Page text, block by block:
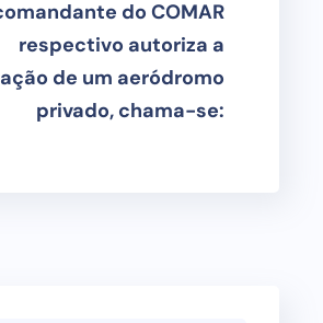
do COMAR
respectivo autoriza a
de um aeródromo
privado, chama-se: